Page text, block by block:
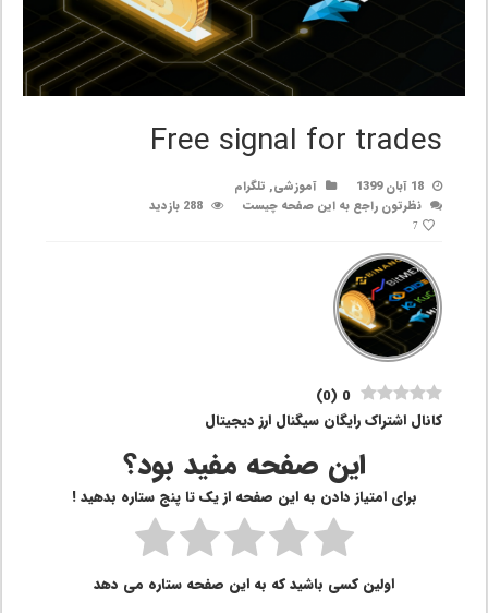
Free signal for trades
18 آبان 1399 آموزشی, تلگرام
نظرتون راجع به این صفحه چیست
288 بازدید
7
0
(
0
)
کانال اشتراک رایگان سیگنال ارز دیجیتال
این صفحه مفید بود؟
برای امتیاز دادن به این صفحه از یک تا پنج ستاره بدهید !
اولین کسی باشید که به این صفحه ستاره می دهد